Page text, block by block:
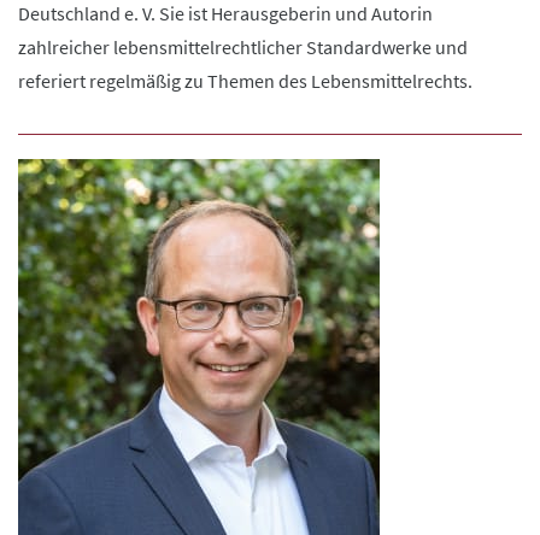
Deutschland e. V. Sie ist Herausgeberin und Autorin
zahlreicher lebensmittelrechtlicher Standardwerke und
referiert regelmäßig zu Themen des Lebensmittelrechts.